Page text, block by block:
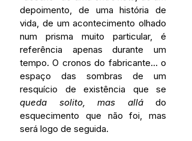
depoimento, de uma história de
vida, de um acontecimento olhado
num prisma muito particular, é
referência apenas durante um
tempo. O cronos do fabricante… o
espaço das sombras de um
queda solito, mas allá do
esquecimento que não foi, mas
será logo de seguida.